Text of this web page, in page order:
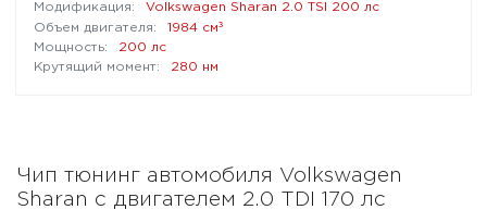
Volkswagen Sharan 2.0 TSI 200 лс
1984 см³
200 лс
280 нм
Чип тюнинг автомобиля Volkswagen
Sharan с двигателем 2.0 TDI 170 лс